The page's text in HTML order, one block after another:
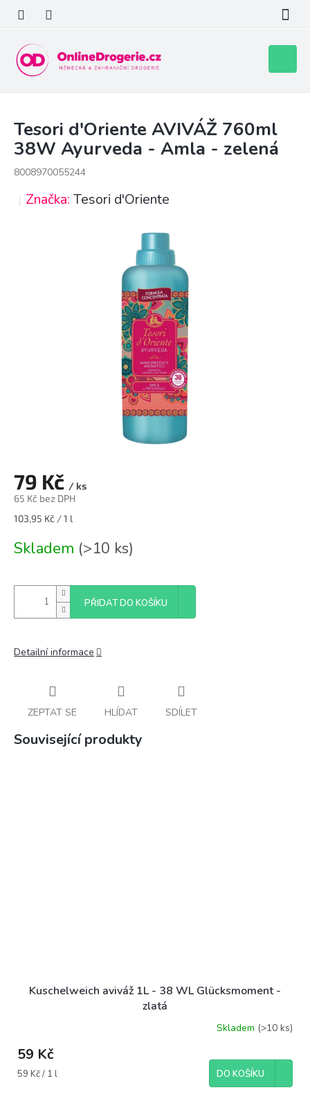
obsah
košík
Tesori d'Oriente AVIVÁŽ 760ml
38W Ayurveda - Amla - zelená
8008970055244
Značka: Tesori d'Oriente
79 Kč / ks
65 Kč bez DPH
Měrná
103,95 Kč / 1 l
Skladem (>10 ks)
PŘIDAT DO KOŠÍKU
Detailní informace
ZEPTAT SE HLÍDAT SDÍLET
Související produkty
Kuschelweich aviváž 1L - 38 WL Glücksmoment -
zlatá
Skladem (>10 ks)
59 Kč
Měrná
59 Kč / 1 l DO KOŠÍKU